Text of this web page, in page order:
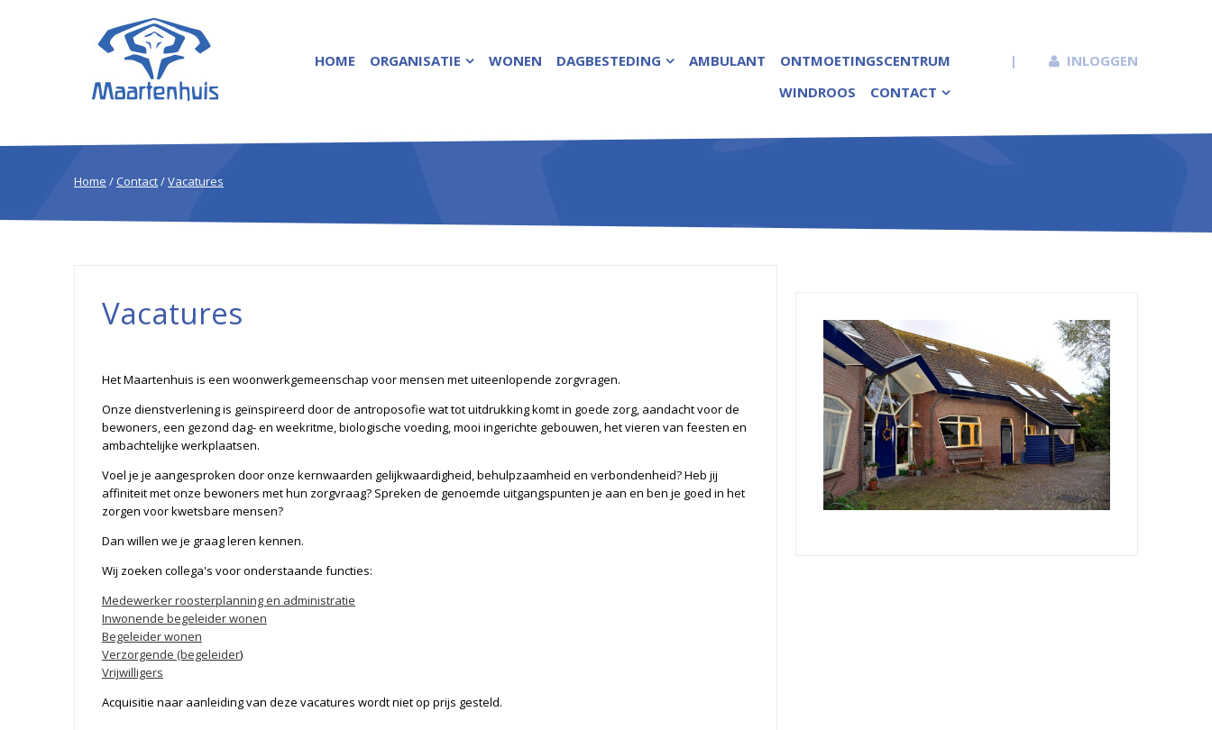
HOME ORGANISATIE WONEN DAGBESTEDING AMBULANT
ONTMOETINGSCENTRUM
WINDROOS
CONTACT
| INLOGGEN
Home / Contact/Vacatures
Vacatures
Het Maartenhuis is een woonwerkgemeenschap voor mensen met uiteenlopende zorgvragen.
Onze dienstverlening is geïnspireerd door de antroposofie wat tot uitdrukking komt in goede zorg, aandacht voor de
bewoners, een gezond dag- en weekritme, biologische voeding, mooi ingerichte gebouwen, het vieren van feesten en
ambachtelijke werkplaatsen.
Voel je je aangesproken door onze kernwaarden gelijkwaardigheid, behulpzaamheid en verbondenheid? Heb jij
affiniteit met onze bewoners met hun zorgvraag? Spreken de genoemde uitgangspunten je aan en ben je goed in het
zorgen voor kwetsbare mensen?
Dan willen we je graag leren kennen.
Wij zoeken collega's voor onderstaande functies:
Medewerker roosterplanning en administratie
Inwonende begeleider wonen
Begeleider wonen
Verzorgende (begeleider)
Vrijwilligers
Acquisitie naar aanleiding van deze vacatures wordt niet op prijs gesteld.